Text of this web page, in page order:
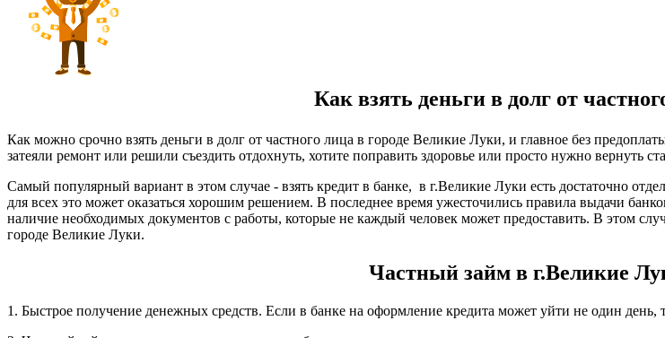
Как взять деньги в долг от
Как можно срочно взять деньги в долг от частного лица в городе Великие Луки, и главное без
затеяли ремонт или решили съездить отдохнуть, хотите поправить здоровье или просто нужно вернуть
Самый популярный вариант в этом случае - взять кредит в банке, в г.Великие Луки есть достаточно
для всех это может оказаться хорошим решением. В последнее время ужесточились правила выдачи
наличие необходимых документов с работы, которые не каждый человек может предоставить. В этом
городе Великие Луки.
Частный займ в г.Великие
1. Быстрое получение денежных средств. Если в банке на оформление кредита может уйти не один